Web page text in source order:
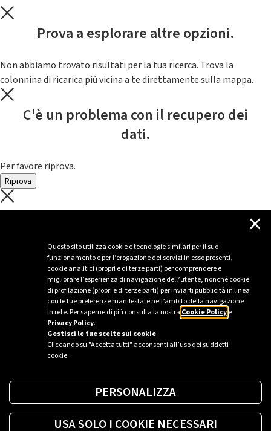
Questo sito utilizza cookie e tecnologie similari per il suo
funzionamento e per l’erogazione dei servizi in esso presenti,
cookie analitici (propri e di terze parti) per comprendere e
migliorare l’esperienza di navigazione dell’utente, nonché cookie
di profilazione (propri e di terze parti) per inviarti pubblicità in linea
con le tue preferenze manifestate nell’ambito della navigazione
in rete. Per saperne di più consulta la nostra Cookie Policye
Privacy Policy.
Gestisci le tue scelte sui cookie.
Cliccando su "Accetta tutti" acconsenti all’uso dei suddetti
cookie.
×
PERSONALIZZA
USA SOLO I COOKIE NECESSARI
Prova a esplorare altre opzioni.
Non abbiamo trovato risultati per la tua ricerca. Trova la
colonnina di ricarica piú vicina a te direttamente sulla mappa.
C'è un problema con il recupero dei
dati.
Per favore riprova.
Riprova
C'è un problema con il recupero dei
Per favore riprova piú tardi
Sei un’azienda o una PA?
Trova la soluzione più giusta per te.
Richiedi una colonnina